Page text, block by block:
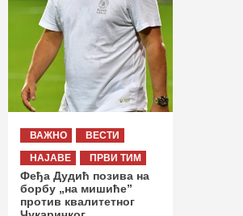
ВАЖНО
ВЕСТИ
НАЈАВЕ
ПРВИ ТИМ
Феђа Дудић позива на
борбу „на мишиће”
против квалитетног